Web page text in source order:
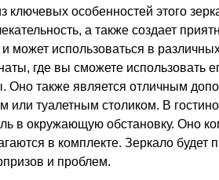
ключевых особенностей этого
а также создает
может использоваться в
где вы сможете использовать
Оно также является отличным
или туалетным столиком. В
в окружающую обстановку. Оно
в комплекте. Зеркало будет
и проблем.